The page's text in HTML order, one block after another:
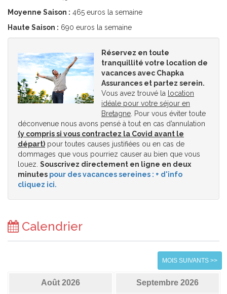
Moyenne Saison : 465 euros la semaine
Haute Saison : 690 euros la semaine
Réservez en toute
tranquillité votre location de
vacances avec Chapka
Assurances et partez serein.
Vous avez trouvé la
location
idéale pour votre séjour en
Bretagne . Pour vous éviter toute
déconvenue nous avons pensé à tout en cas d’annulation
(y compris si vous contractez la Covid avant le
départ) pour toutes causes justifiées ou en cas de
dommages que vous pourriez causer au bien que vous
louez. Souscrivez directement en ligne en deux
minutes pour des vacances sereines : + d'info
cliquez ici.
Calendrier
MOIS SUIVANTS >>
Août 2026 Septembre 2026